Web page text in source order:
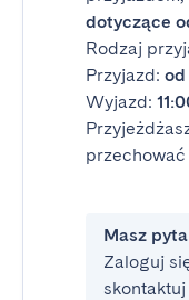
dotyczące
Rodzaj
Przyjazd: od
Wyjazd:
przechować
Masz
Zaloguj